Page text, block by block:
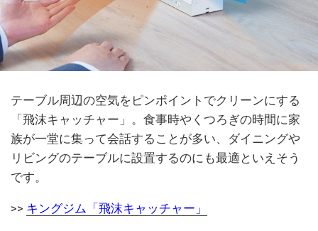
テーブル周辺の空気をピンポイントでクリーンにする
「飛沫キャッチャー」。食事時やくつろぎの時間に家
族が一堂に集って会話することが多い、ダイニングや
リビングのテーブルに設置するのにも最適といえそう
です。
>> キングジム「飛沫キャッチャー」